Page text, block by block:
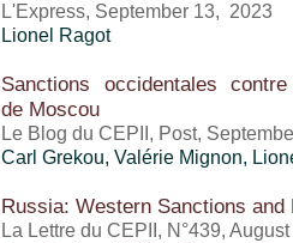
L'Express, September 13, 2023
Lionel Ragot
Sanctions occidentales
de Moscou
Le Blog du CEPII, Post,
Carl Grekou, Valérie Mignon,
Russia: Western Sanctions
La Lettre du CEPII, N°439,